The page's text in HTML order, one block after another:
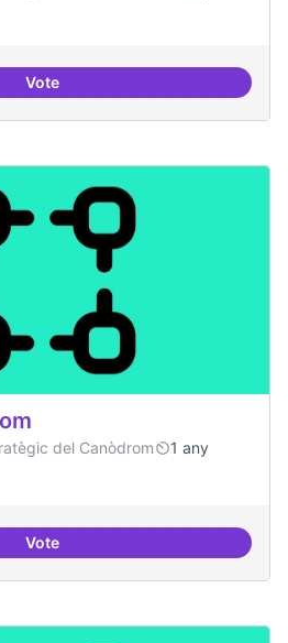
VoteGrupos de trabajo para impulsar
del Canòdrom
1 any
Votedecidim.canodrom